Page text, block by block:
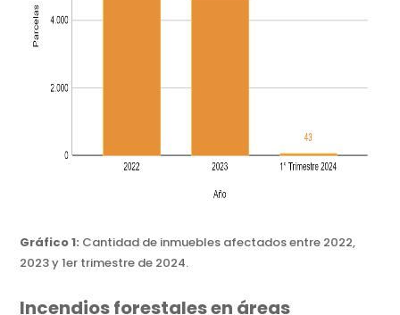
Gráfico 1: Cantidad de inmuebles afectados entre 2022,
2023 y 1er trimestre de 2024.
Incendios forestales en áreas